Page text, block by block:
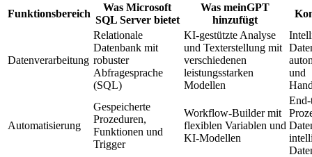
Funktionsbereich
Was Microsoft
SQL Server bietet
Was meinGPT
hinzufügt
Datenverarbeitung
Relationale
Datenbank mit
robuster
Abfragesprache
(SQL)
KI-gestützte Analyse
und Texterstellung mit
verschiedenen
leistungsstarken
Modellen
und
Automatisierung
Gespeicherte
Prozeduren,
Funktionen und
Trigger
Workflow-Builder mit
flexiblen Variablen und
KI-Modellen